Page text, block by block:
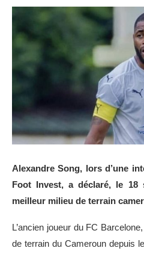
Alexandre Song, lors d’une
Foot Invest, a déclaré, le 18
meilleur milieu de terrain
L’ancien joueur du FC
de terrain du Cameroun depuis